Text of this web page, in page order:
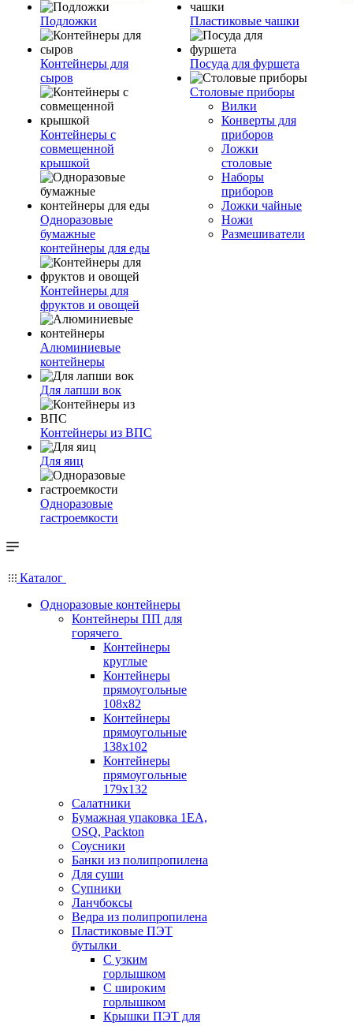
Подложки
Контейнеры для
сыров
Контейнеры с
совмещенной
крышкой
Одноразовые
бумажные
контейнеры для еды
Контейнеры для
фруктов и овощей
Алюминиевые
контейнеры
Для лапши вок
Контейнеры из ВПС
Для яиц
Одноразовые
гастроемкости
Пластиковые чашки
Посуда для фуршета
Столовые приборы
Вилки
Конверты для
приборов
Ложки
столовые
Наборы
приборов
Ложки чайные
Ножи
Размешиватели
Каталог
Одноразовые контейнеры
Контейнеры ПП для
горячего
Контейнеры
круглые
Контейнеры
прямоугольные
108х82
Контейнеры
прямоугольные
138х102
Контейнеры
прямоугольные
179х132
Салатники
Бумажная упаковка 1ЕА,
OSQ, Packton
Соусники
Банки из полипропилена
Для суши
Супники
Ланчбоксы
Ведра из полипропилена
Пластиковые ПЭТ
бутылки
С узким
горлышком
С широким
горлышком
Крышки ПЭТ для